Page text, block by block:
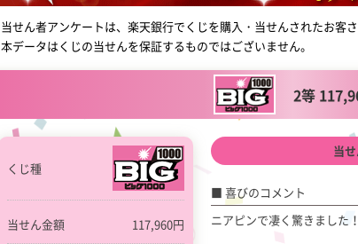
当せん者アンケートは、楽天銀行でくじを購入・当せんされたお客
本データはくじの当せんを保証するものではございません。
2等
くじ種
当せん金額 117,960円
当
喜びのコメント
ニアピンで凄く驚きました